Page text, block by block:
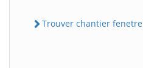
Trouver chantier fenetre